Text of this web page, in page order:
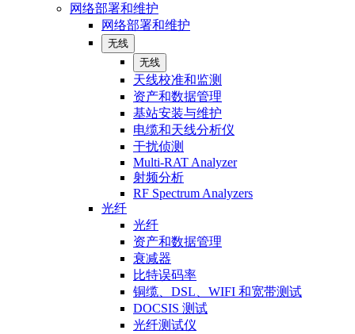
网络部署和维护
网络部署和维护
无线
无线
天线校准和监测
资产和数据管理
基站安装与维护
电缆和天线分析仪
干扰侦测
Multi-RAT Analyzer
射频分析
RF Spectrum Analyzers
光纤
光纤
资产和数据管理
衰减器
比特误码率
铜缆、DSL、WIFI 和宽带测试
DOCSIS 测试
光纤测试仪